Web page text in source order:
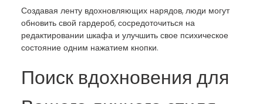
Создавая ленту вдохновляющих нарядов, люди могут
обновить свой гардероб, сосредоточиться на
редактировании шкафа и улучшить свое психическое
состояние одним нажатием кнопки.
Поиск вдохновения для